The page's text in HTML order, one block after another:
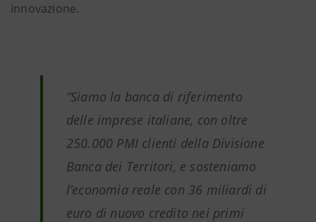
innovazione.
“Siamo la banca di riferimento
delle imprese italiane, con oltre
250.000 PMI clienti della Divisione
Banca dei Territori, e sosteniamo
l’economia reale con 36 miliardi di
euro di nuovo credito nei primi